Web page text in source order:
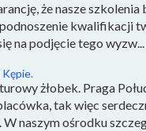
że nasze
kwalifikacji
na podjęcie tego wyzw...
Kępie.
żłobek. Praga
tak więc
naszym ośrodku